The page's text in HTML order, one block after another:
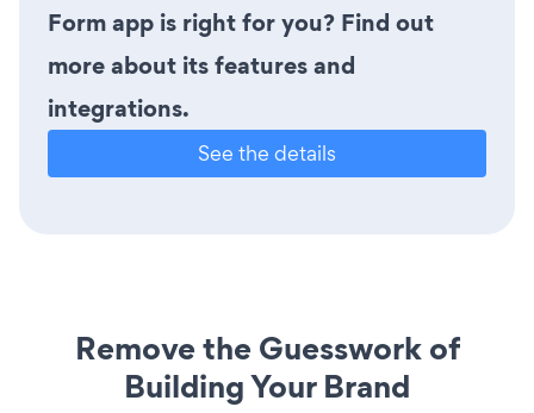
Form app is right for you? Find out
more about its features and
integrations.
See the details
Remove the Guesswork of
Building Your Brand